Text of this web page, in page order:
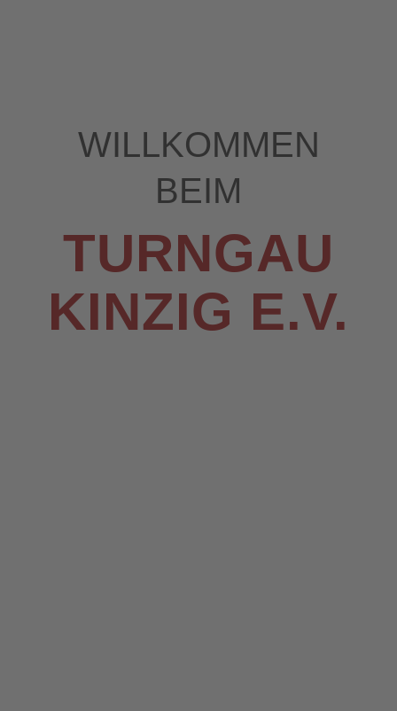
WILLKOMMEN
BEIM
TURNGAU
KINZIG E.V.